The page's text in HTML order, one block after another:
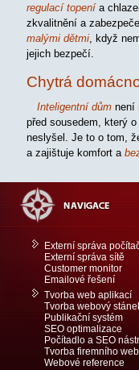
regulací topenía
zkvalitnění a
malými dětmi, když
jejich bezpečí.
Chytrá
Inteligentní dům není
před sousedem, který
neslyšel. Je to o tom,
a zajištuje komfort a
Externí správa
Externí správa sítě
Customer monitor
Emailové řešení
Tvorba web aplikací
Tvorba webový
Publikační systém
SEO optimalizace
Počítadlo a SEO
Tvorba firemního
Webové reference